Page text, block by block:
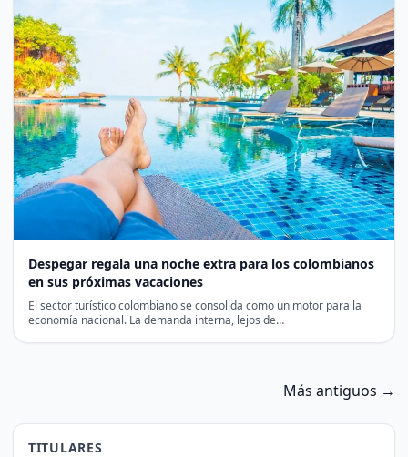
Despegar regala una noche extra para los colombianos
en sus próximas vacaciones
El sector turístico colombiano se consolida como un motor para la
economía nacional. La demanda interna, lejos de…
Más antiguos →
TITULARES